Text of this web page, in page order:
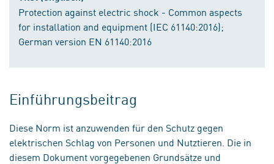
Protection against electric shock - Common aspects
for installation and equipment (IEC 61140:2016);
German version EN 61140:2016
Einführungsbeitrag
Diese Norm ist anzuwenden für den Schutz gegen
elektrischen Schlag von Personen und Nutztieren. Die in
diesem Dokument vorgegebenen Grundsätze und